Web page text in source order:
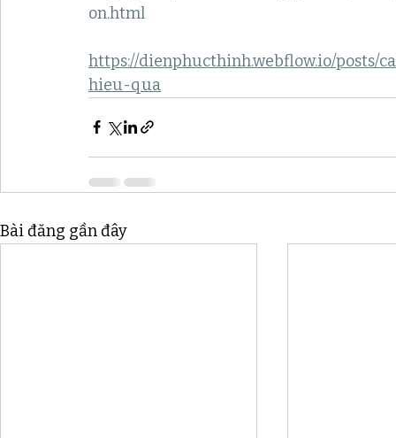
on.html
https://dienphucthinh.webflow.io/
hieu-qua
Bài đăng gần đây